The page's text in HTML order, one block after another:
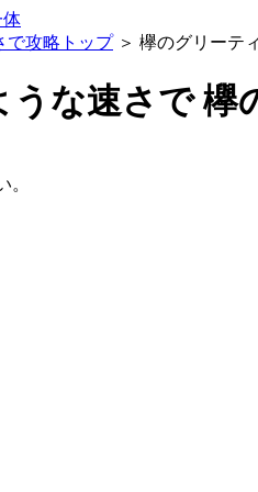
体
で攻略トップ＞ 欅のグリーテ
うな速さで
。